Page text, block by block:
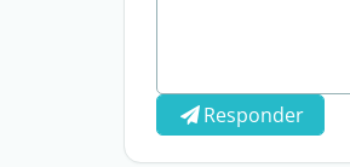
Responder